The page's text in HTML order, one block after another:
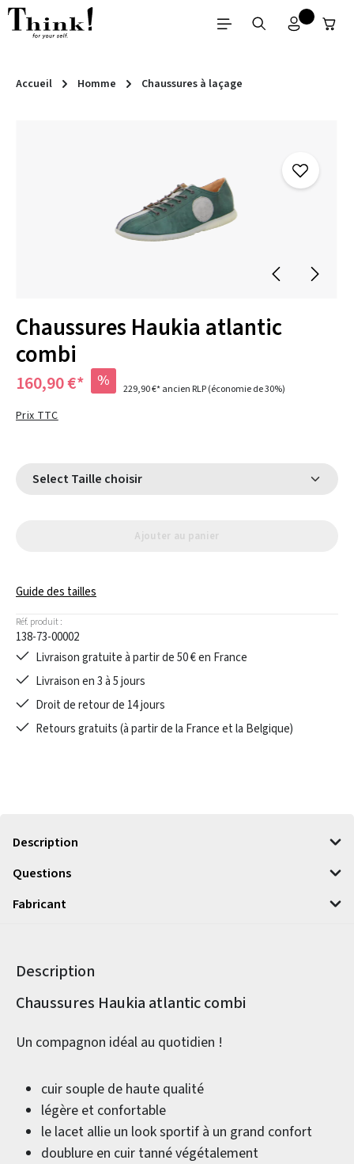
Passer au contenu principal
Accueil Homme Chaussures à laçage
Chaussures Haukia atlantic
combi
160,90 €* % 229,90 €*ancien RLP(économie de 30%)
Prix TTC
Select Taille choisir
Ajouter au panier
Guide des tailles
Réf. produit :
138-73-00002
Livraison gratuite à partir de 50 € en France
Livraison en 3 à 5 jours
Droit de retour de 14 jours
Retours gratuits (à partir de la France et la Belgique)
Description
Questions
Fabricant
Description
Informations sur le produit
Chaussures Haukia atlantic combi
Un compagnon idéal au quotidien !
cuir souple de haute qualité
légère et confortable
le lacet allie un look sportif à un grand confort
doublure en cuir tanné végétalement